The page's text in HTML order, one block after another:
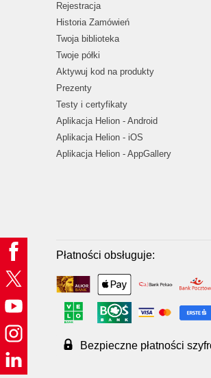
Rejestracja
Historia Zamówień
Twoja biblioteka
Twoje półki
Aktywuj kod na produkty
Prezenty
Testy i certyfikaty
Aplikacja Helion - Android
Aplikacja Helion - iOS
Aplikacja Helion - AppGallery
Płatności obsługuje:
Bezpieczne płatności